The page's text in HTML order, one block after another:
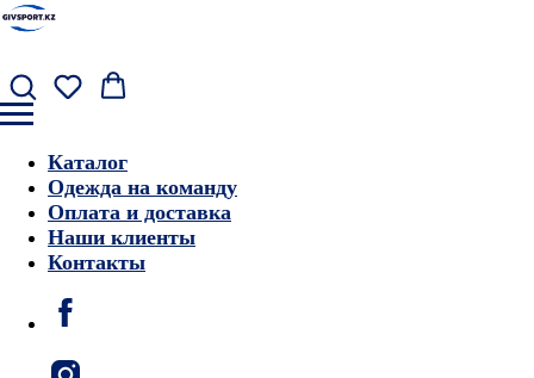
Каталог
Одежда на команду
Оплата и доставка
Наши клиенты
Контакты